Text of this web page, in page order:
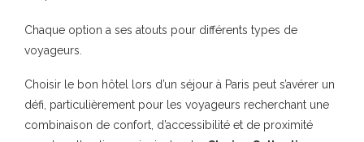
Chaque option a ses atouts pour différents types de
voyageurs.
Choisir le bon hôtel lors d’un séjour à Paris peut s’avérer un
défi, particulièrement pour les voyageurs recherchant une
combinaison de confort, d’accessibilité et de proximité